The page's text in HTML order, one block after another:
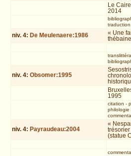
Le Caire
2014
traduction
niv. 4: De Meulenaere:1986
« Une
niv. 4:Obsomer:1995
1995
citation -
philologie
niv. 4: Payraudeau:2004
«
(statue